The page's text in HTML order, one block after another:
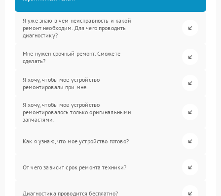
Я уже знаю в чем неисправность и какой
ремонт необходим. Для чего проводить
диагностику?
Мне нужен срочный ремонт. Сможете
сделать?
Я хочу, чтобы мое устройство
ремонтировали при мне.
Я хочу, чтобы мое устройство
ремонтировалось только оригинальными
запчастями.
Как я узнаю, что мое устройство готово?
От чего зависит срок ремонта техники?
Диагностика проводится бесплатно?